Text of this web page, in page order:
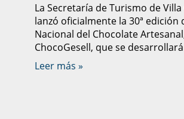
La Secretaría de Turismo de Villa
lanzó oficialmente la 30ª edición
Nacional del Chocolate
ChocoGesell, que se
Leer más »